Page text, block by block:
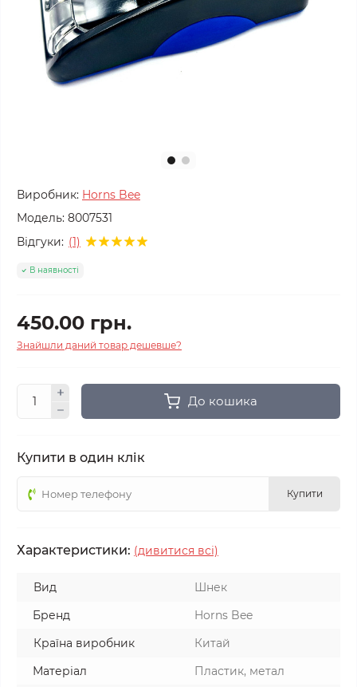
Виробник: Horns Bee
Модель: 8007531
Відгуки: (1)
В наявності
450.00 грн.
Знайшли даний товар дешевше?
До кошика
Купити в один клік
Купити
Характеристики: (дивитися всі)
Вид
Шнек
Бренд
Horns Bee
Країна виробник
Китай
Матеріал
Пластик, метал